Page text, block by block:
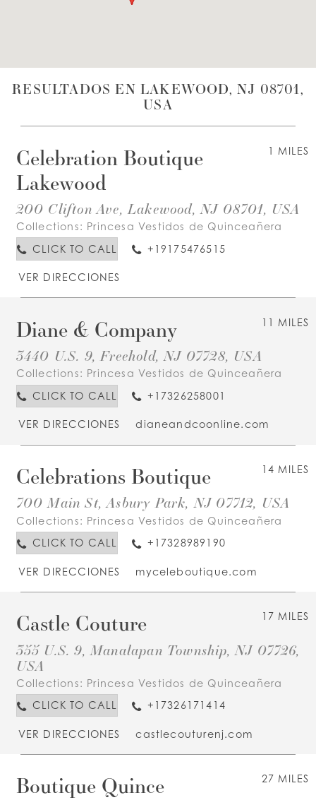
LISTA DE DESEOS
RESULTADOS EN LAKEWOOD, NJ 08701,
USA
1 MILES
Celebration Boutique
Lakewood
200 Clifton Ave, Lakewood, NJ 08701, USA
Collections: Princesa Vestidos de Quinceañera
CLICK TO CALL
+19175476515
VER DIRECCIONES
11 MILES
Diane & Company
3440 U.S. 9, Freehold, NJ 07728, USA
Collections: Princesa Vestidos de Quinceañera
CLICK TO CALL
+17326258001
VER DIRECCIONES dianeandcoonline.com
14 MILES
Celebrations Boutique
700 Main St, Asbury Park, NJ 07712, USA
Collections: Princesa Vestidos de Quinceañera
CLICK TO CALL
+17328989190
VER DIRECCIONES myceleboutique.com
17 MILES
Castle Couture
355 U.S. 9, Manalapan Township, NJ 07726,
USA
Collections: Princesa Vestidos de Quinceañera
CLICK TO CALL
+17326171414
VER DIRECCIONES castlecouturenj.com
27 MILES
Boutique Quince